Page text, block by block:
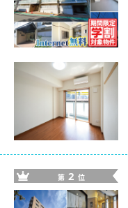
第 2 位